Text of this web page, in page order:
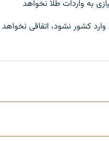
به واردات طلا نخواهد
باشد و به مدت ۱۰ سال ديگر هم طلا وارد کشور نشود، اتفاقی نخواهد